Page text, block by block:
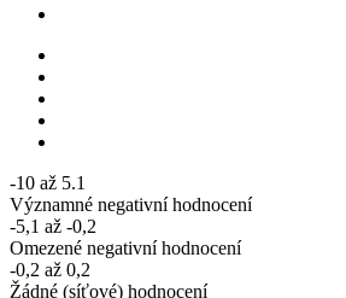
-10 až 5.1
Významné negativní hodnocení
-5,1 až -0,2
Omezené negativní hodnocení
-0,2 až 0,2
Žádné (síťové) hodnocení